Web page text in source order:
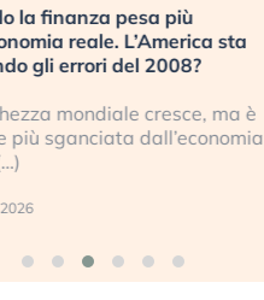
la finanza pesa più
reale. L’America sta
gli errori del 2008?
mondiale cresce, ma è
più sganciata dall’economia